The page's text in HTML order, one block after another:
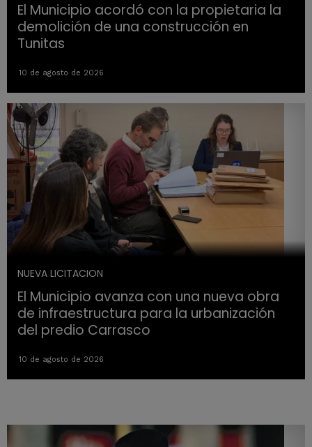
El Municipio acordó con la propietaria la
demolición de una construcción en
Tunitas
10 de agosto de 2026
NUEVA LICITACION
El Municipio avanza con una nueva obra
de infraestructura para la urbanización
del predio Carrasco
10 de agosto de 2026